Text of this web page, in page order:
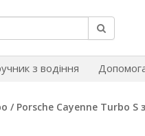
з водіння
Porsche Cayenne Turbo S